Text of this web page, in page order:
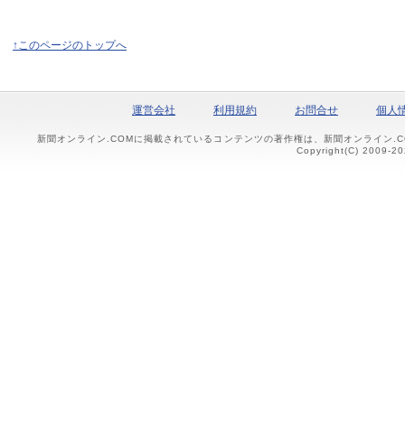
↑このページのトップへ
運営会社 利用規約 お問合せ 個人
新聞オンライン.COMに掲載されているコンテンツの著作権は、新聞オンライン
Copyright(C) 2009-